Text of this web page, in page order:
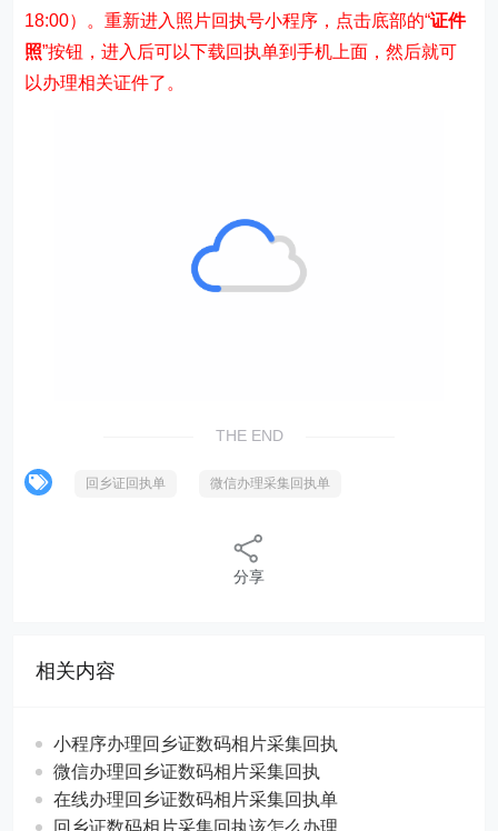
18:00）。重新进入照片回执号小程序，点击底部的“证件
照”按钮，进入后可以下载回执单到手机上面，然后就可
以办理相关证件了。
THE END
回乡证回执单 微信办理采集回执单
分享
相关内容
小程序办理回乡证数码相片采集回执
微信办理回乡证数码相片采集回执
在线办理回乡证数码相片采集回执单
回乡证数码相片采集回执该怎么办理